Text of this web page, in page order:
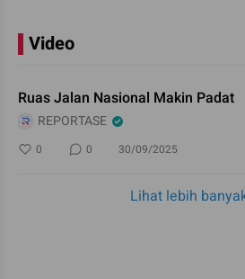
Video
Ruas Jalan Nasional Makin Padat
REPORTASE
0 0 30/09/2025
Lihat lebih